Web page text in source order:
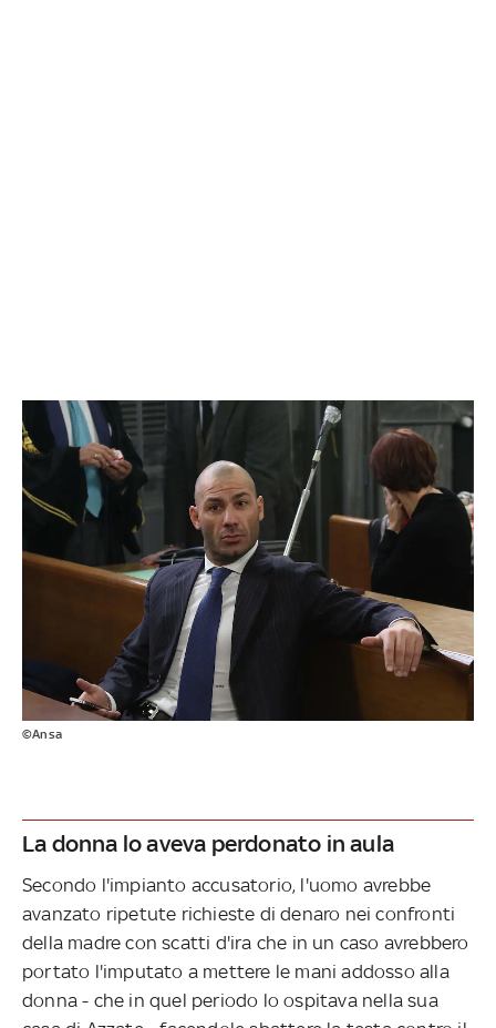
©Ansa
La donna lo aveva perdonato in aula
Secondo l'impianto accusatorio, l'uomo avrebbe
avanzato ripetute richieste di denaro nei confronti
della madre con scatti d'ira che in un caso avrebbero
portato l'imputato a mettere le mani addosso alla
donna - che in quel periodo lo ospitava nella sua